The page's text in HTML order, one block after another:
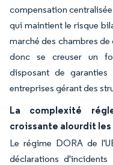
compensation
qui maintient le risque
marché des chambres
donc se creuser un
disposant de
entreprises gérant des
La complexité
croissante alourdit
Le régime DORA de
déclarations